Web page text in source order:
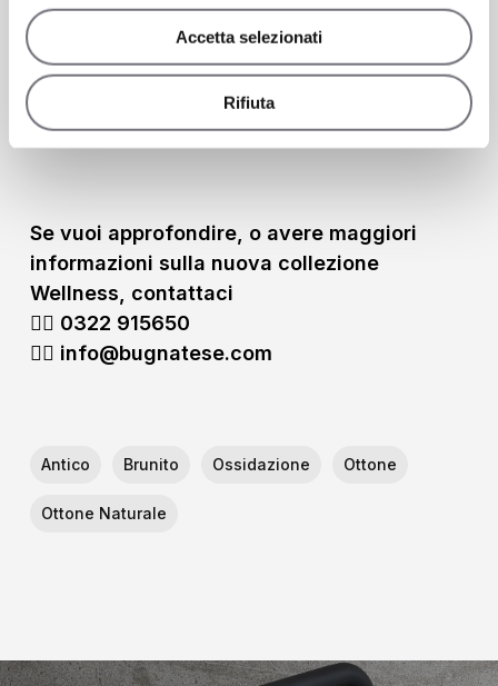
Accetta selezionati
Rifiuta
e striature.
SCOPRI LE SERIE DISPONIBILI IN OTTONE
NATURALE
Se vuoi approfondire, o avere maggiori
informazioni sulla nuova collezione
Wellness, contattaci
👉🏻 0322 915650
👉🏻 info@bugnatese.com
Antico Brunito Ossidazione Ottone
Ottone Naturale